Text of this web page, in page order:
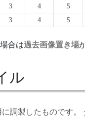
3 4
5
3 4 5
合は過去画像置き場
ル
調製したものです